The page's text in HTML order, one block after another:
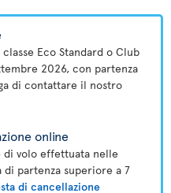
Eco Standard o Club
2026, con partenza
di contattare il nostro
online
di volo effettuata nelle
partenza superiore a 7
di cancellazione